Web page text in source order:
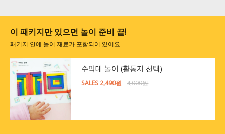
이 패키지만 있으면 놀이 준비 끝!
패키지 안에 놀이 재료가 포함되어 있어요
수막대 놀이 (활동지 선택)
SALES 2,490원 4,000원